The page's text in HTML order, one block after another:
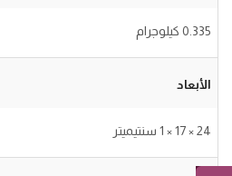
0.335 كيلوجرام
الأبعاد
24 × 17 × 1 سنتيميتر